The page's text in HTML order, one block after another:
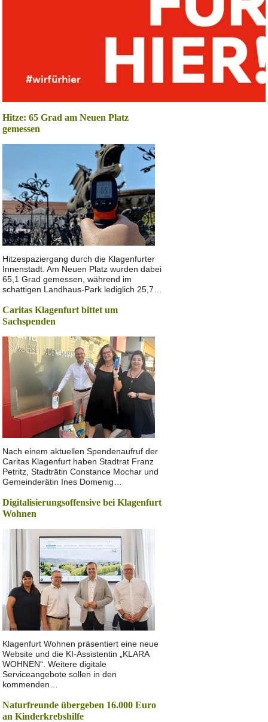
Hitze: 65 Grad am Neuen Platz
gemessen
Hitzespaziergang durch die Klagenfurter
Innenstadt. Am Neuen Platz wurden dabei
65,1 Grad gemessen, während im
schattigen Landhaus-Park lediglich 25,7…
Caritas Klagenfurt bittet um
Sachspenden
Nach einem aktuellen Spendenaufruf der
Caritas Klagenfurt haben Stadtrat Franz
Petritz, Stadträtin Constance Mochar und
Gemeinderätin Ines Domenig…
Digitalisierungsoffensive bei Klagenfurt
Wohnen
Klagenfurt Wohnen präsentiert eine neue
Website und die KI-Assistentin „KLARA
WOHNEN“. Weitere digitale
Serviceangebote sollen in den
kommenden…
Naturfreunde übergeben 16.000 Euro
an Kinderkrebshilfe